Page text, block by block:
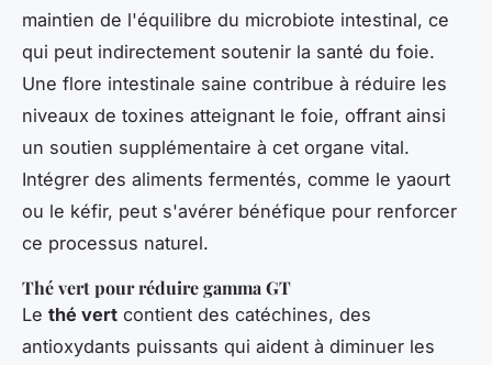
maintien de l'équilibre du microbiote intestinal, ce
qui peut indirectement soutenir la santé du foie.
Une flore intestinale saine contribue à réduire les
niveaux de toxines atteignant le foie, offrant ainsi
un soutien supplémentaire à cet organe vital.
Intégrer des aliments fermentés, comme le yaourt
ou le kéfir, peut s'avérer bénéfique pour renforcer
ce processus naturel.
Thé vert pour réduire gamma GT
Le thé vert contient des catéchines, des
antioxydants puissants qui aident à diminuer les